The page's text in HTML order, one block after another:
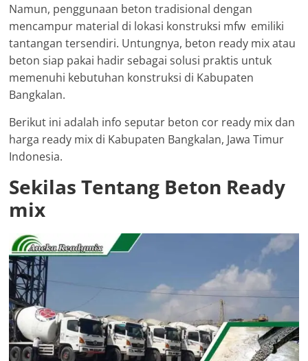
Namun, penggunaan beton tradisional dengan
mencampur material di lokasi konstruksi mfw emiliki
tantangan tersendiri. Untungnya, beton ready mix atau
beton siap pakai hadir sebagai solusi praktis untuk
memenuhi kebutuhan konstruksi di Kabupaten
Bangkalan.
Berikut ini adalah info seputar beton cor ready mix dan
harga ready mix di Kabupaten Bangkalan, Jawa Timur
Indonesia.
Sekilas Tentang Beton Ready
mix